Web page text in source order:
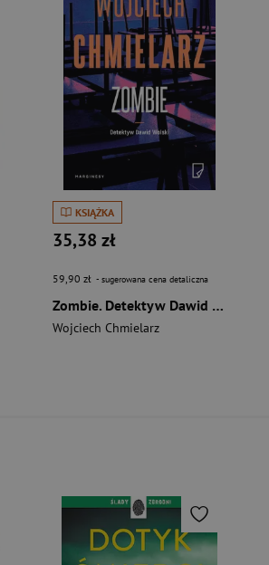
KSIĄŻKA
35,38 zł
59,90 zł - sugerowana cena detaliczna
Zombie. Detektyw Dawid Wolski. 2
Wojciech Chmielarz